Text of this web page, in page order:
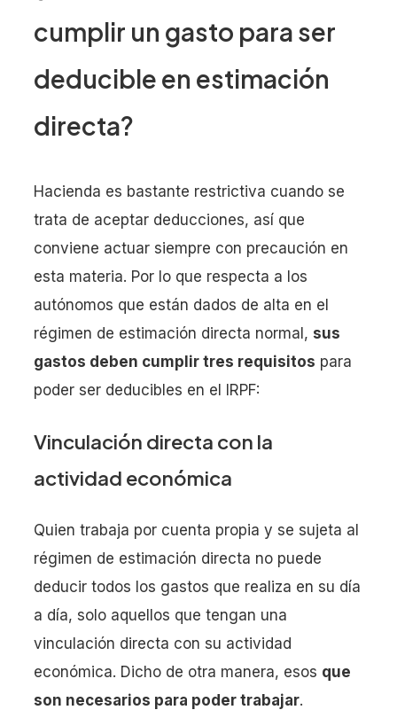
cumplir un gasto para ser
deducible en estimación
directa?
Hacienda es bastante restrictiva cuando se
trata de aceptar deducciones, así que
conviene actuar siempre con precaución en
esta materia. Por lo que respecta a los
autónomos que están dados de alta en el
régimen de estimación directa normal, sus
gastos deben cumplir tres requisitos para
poder ser deducibles en el IRPF:
Vinculación directa con la
actividad económica
Quien trabaja por cuenta propia y se sujeta al
régimen de estimación directa no puede
deducir todos los gastos que realiza en su día
a día, solo aquellos que tengan una
vinculación directa con su actividad
económica. Dicho de otra manera, esos que
son necesarios para poder trabajar.